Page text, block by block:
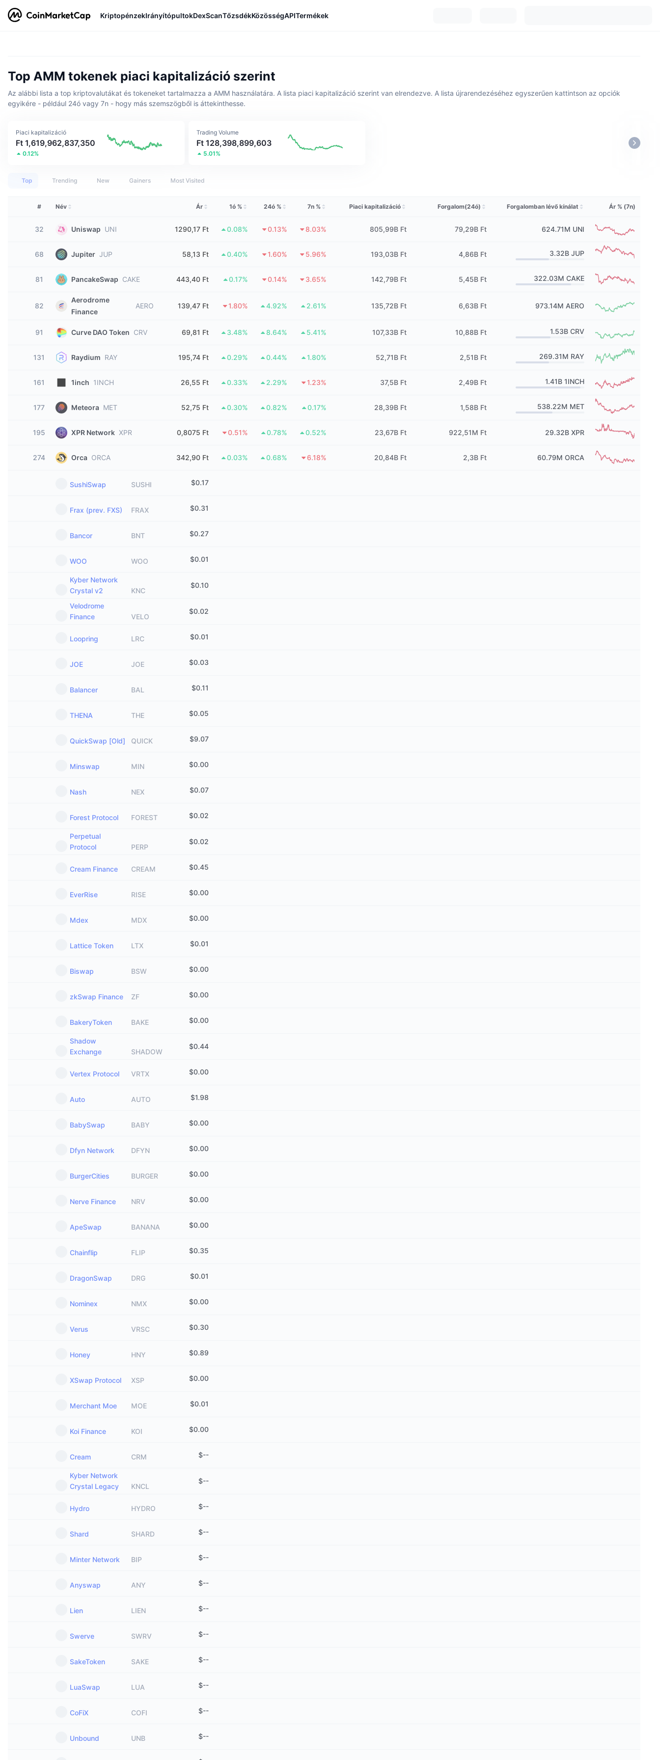
KriptopénzekIrányítópultokDexScanTőzsdékKözösségAPITermékek
Top AMM tokenek piaci kapitalizáció szerint
Az alábbi lista a top kriptovalutákat és tokeneket tartalmazza a AMM használatára. A lista piaci kapitalizáció szerint van elrendezve. A lista újrarendezéséhez egyszerűen kattintson az opciók
egyikére - például 24ó vagy 7n - hogy más szemszögből is áttekinthesse.
Piaci kapitalizáció
Ft 1,619,962,837,350
0.12%
Trading Volume
Ft 128,398,899,603
5.01%
Top Trending New Gainers Most Visited
# Név Ár 1ó % 24ó % 7n % Piaci kapitalizáció Forgalom(24ó) Forgalomban lévő kínálat Ár % (7n)
32 Uniswap UNI 1290,17 Ft 0.08% 0.13% 8.03% 805,99B Ft 79,29B Ft 624.71M UNI
68 Jupiter JUP 58,13 Ft 0.40% 1.60% 5.96% 193,03B Ft 4,86B Ft 3.32B JUP
81 PancakeSwap CAKE 443,40 Ft 0.17% 0.14% 3.65% 142,79B Ft 5,45B Ft 322.03M CAKE
82
Aerodrome
Finance
AERO 139,47 Ft 1.80% 4.92% 2.61% 135,72B Ft 6,63B Ft 973.14M AERO
91 Curve DAO Token CRV 69,81 Ft 3.48% 8.64% 5.41% 107,33B Ft 10,88B Ft 1.53B CRV
131 Raydium RAY 195,74 Ft 0.29% 0.44% 1.80% 52,71B Ft 2,51B Ft 269.31M RAY
161 1inch 1INCH 26,55 Ft 0.33% 2.29% 1.23% 37,5B Ft 2,49B Ft 1.41B 1INCH
177 Meteora MET 52,75 Ft 0.30% 0.82% 0.17% 28,39B Ft 1,58B Ft 538.22M MET
195 XPR Network XPR 0,8075 Ft 0.51% 0.78% 0.52% 23,67B Ft 922,51M Ft 29.32B XPR
274 Orca ORCA 342,90 Ft 0.03% 0.68% 6.18% 20,84B Ft 2,3B Ft 60.79M ORCA
SushiSwap SUSHI $0.17
Frax (prev. FXS) FRAX $0.31
Bancor BNT $0.27
WOO WOO $0.01
Kyber Network
Crystal v2
KNC
$0.10
Velodrome
Finance
VELO
$0.02
Loopring LRC $0.01
JOE JOE $0.03
Balancer BAL $0.11
THENA THE $0.05
QuickSwap [Old] QUICK $9.07
Minswap MIN $0.00
Nash NEX $0.07
Forest Protocol FOREST $0.02
Perpetual
Protocol
PERP
$0.02
Cream Finance CREAM $0.45
EverRise RISE $0.00
Mdex MDX $0.00
Lattice Token LTX $0.01
Biswap BSW $0.00
zkSwap Finance ZF $0.00
BakeryToken BAKE $0.00
Shadow
Exchange
SHADOW
$0.44
Vertex Protocol VRTX $0.00
Auto AUTO $1.98
BabySwap BABY $0.00
Dfyn Network DFYN $0.00
BurgerCities BURGER $0.00
Nerve Finance NRV $0.00
ApeSwap BANANA $0.00
Chainflip FLIP $0.35
DragonSwap DRG $0.01
Nominex NMX $0.00
Verus VRSC $0.30
Honey HNY $0.89
XSwap Protocol XSP $0.00
Merchant Moe MOE $0.01
Koi Finance KOI $0.00
Cream CRM $--
Kyber Network
Crystal Legacy
KNCL
$--
Hydro HYDRO $--
Shard SHARD $--
Minter Network BIP $--
Anyswap ANY $--
Lien LIEN $--
Swerve SWRV $--
SakeToken SAKE $--
LuaSwap LUA $--
CoFiX COFI $--
Unbound UNB $--